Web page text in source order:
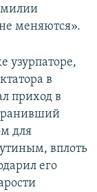
меняются».
узурпаторе,
в
приход в
для
вплоть
его